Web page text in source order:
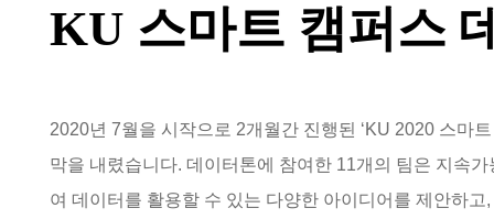
KU 스마트 캠퍼스
2020년 7월을 시작으로 2개월간 진행된 ‘KU 2020 스마
막을 내렸습니다. 데이터톤에 참여한 11개의 팀은 지속
여 데이터를 활용할 수 있는 다양한 아이디어를 제안하